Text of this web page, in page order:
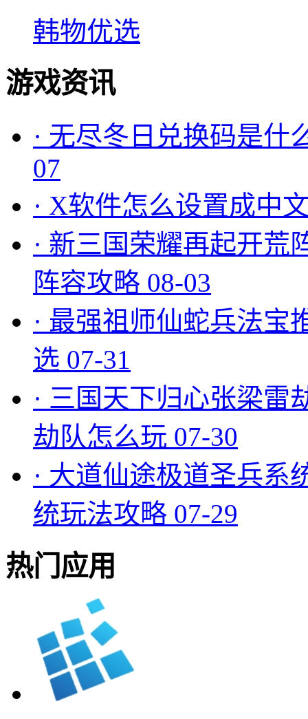
韩物优选
游戏资讯
· 无尽冬日兑换码是什
07
· X软件怎么设置成中
· 新三国荣耀再起开荒
阵容攻略 08-03
· 最强祖师仙蛇兵法宝
选 07-31
· 三国天下归心张梁雷
劫队怎么玩 07-30
· 大道仙途极道圣兵系
统玩法攻略 07-29
热门应用